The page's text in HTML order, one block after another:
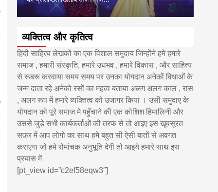
व्यक्तित्व और कृतित्व
हिंदी साहित्य लेखकों का एक विशाल समुदाय जिन्होंने हमे हमारे
समाज , हमारी संस्कृति, हमारे उधभव , हमारे विकास , और साहित्य
से रूबरू करवाया समय समय पर उनका योगदान अनेकों विधाओं के
जन्म दाता रहे अनेको रसों का महत्व बताया अलग अलग काल , रास
, अलग रूप में हमारे व्यक्तित्व को उजागर किया । उसी समुदाए के
योगदान को पूरे समाज मे पहुँचाने की एक कोशिश हिमालिनी और
उससे जुड़े सभी कार्यकर्ताओं की तरफ से तो आइए इस खूबसूरत
सफ़र में आप लोगो का साथ हमे बहुत सी ऐसी बातों से अवगत
कराएगा जो हमे रोमांचक अनुभूति देगी तो आइये हमारे साथ इस
प्रयास में
[pt_view id=”c2ef58eqw3″]